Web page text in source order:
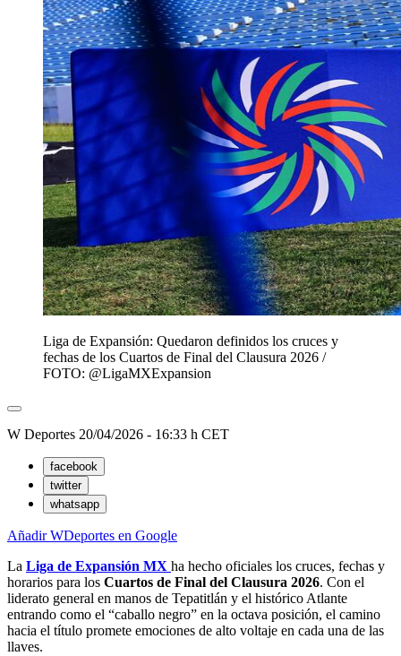
Liga de Expansión: Quedaron definidos los cruces y
fechas de los Cuartos de Final del Clausura 2026 /
FOTO: @LigaMXExpansion
W Deportes 20/04/2026 - 16:33 h CET
facebook
twitter
whatsapp
Añadir WDeportes en Google
La Liga de Expansión MX ha hecho oficiales los cruces, fechas y
horarios para los Cuartos de Final del Clausura 2026. Con el
liderato general en manos de Tepatitlán y el histórico Atlante
entrando como el “caballo negro” en la octava posición, el camino
hacia el título promete emociones de alto voltaje en cada una de las
llaves.